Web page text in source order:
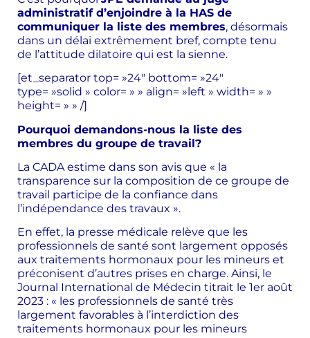
administratif d’enjoindre à la HAS de
communiquer la liste des membres, désormais
dans un délai extrêmement bref, compte tenu
de l’attitude dilatoire qui est la sienne.
[et_separator top= »24″ bottom= »24″
type= »solid » color= » » align= »left » width= » »
height= » » /]
Pourquoi demandons-nous la liste des
membres du groupe de travail?
La CADA estime dans son avis que « la
transparence sur la composition de ce groupe de
travail participe de la confiance dans
l’indépendance des travaux ».
En effet, la presse médicale relève que les
professionnels de santé sont largement opposés
aux traitements hormonaux pour les mineurs et
préconisent d’autres prises en charge. Ainsi, le
Journal International de Médecin titrait le 1er août
2023 : « les professionnels de santé très
largement favorables à l’interdiction des
traitements hormonaux pour les mineurs